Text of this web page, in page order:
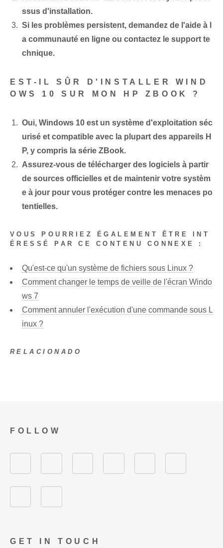
ssus d'installation.
Si les problèmes persistent, demandez de l'aide à l
a communauté en ligne ou contactez le support te
chnique.
EST-IL SÛR D'INSTALLER WIND
OWS 10 SUR MON HP ZBOOK ?
Oui, Windows 10 est un système d'exploitation séc
urisé et compatible avec la plupart des appareils H
P, y compris la série ZBook.
Assurez-vous de télécharger des logiciels à partir
de sources officielles et de maintenir votre systèm
e à jour pour vous protéger contre les menaces po
tentielles.
VOUS POURRIEZ ÉGALEMENT ÊTRE INT
ÉRESSÉ PAR CE CONTENU CONNEXE :
Qu'est-ce qu'un système de fichiers sous Linux ?
Comment changer le temps de veille de l'écran Windo
ws 7
Comment annuler l'exécution d'une commande sous L
inux ?
RELACIONADO
GET IN TOUCH
FOLLOW